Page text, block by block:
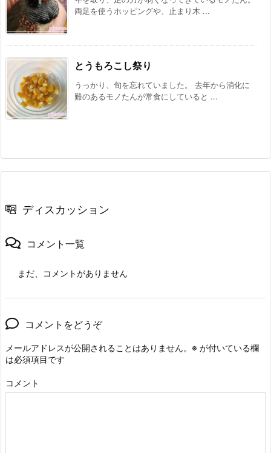
両足を使うホッピングや、止まり木 ...
とうもろこし祭り
うっかり、旬を忘れていました。 去年から消化に
難のあるモノたんが常食にしていると ...
ディスカッション
コメント一覧
まだ、コメントがありません
コメントをどうぞ
メールアドレスが公開されることはありません。 ※ が付いている欄
は必須項目です
コメント